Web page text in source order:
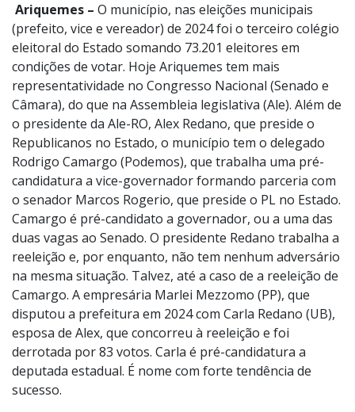
Ariquemes – O município, nas eleições municipais
(prefeito, vice e vereador) de 2024 foi o terceiro colégio
eleitoral do Estado somando 73.201 eleitores em
condições de votar. Hoje Ariquemes tem mais
representatividade no Congresso Nacional (Senado e
Câmara), do que na Assembleia legislativa (Ale). Além de
o presidente da Ale-RO, Alex Redano, que preside o
Republicanos no Estado, o município tem o delegado
Rodrigo Camargo (Podemos), que trabalha uma pré-
candidatura a vice-governador formando parceria com
o senador Marcos Rogerio, que preside o PL no Estado.
Camargo é pré-candidato a governador, ou a uma das
duas vagas ao Senado. O presidente Redano trabalha a
reeleição e, por enquanto, não tem nenhum adversário
na mesma situação. Talvez, até a caso de a reeleição de
Camargo. A empresária Marlei Mezzomo (PP), que
disputou a prefeitura em 2024 com Carla Redano (UB),
esposa de Alex, que concorreu à reeleição e foi
derrotada por 83 votos. Carla é pré-candidatura a
deputada estadual. É nome com forte tendência de
sucesso.